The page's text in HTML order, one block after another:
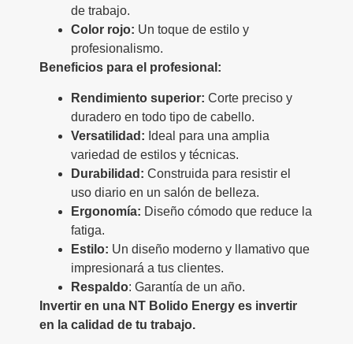
de trabajo.
Color rojo: Un toque de estilo y
profesionalismo.
Beneficios para el profesional:
Rendimiento superior: Corte preciso y
duradero en todo tipo de cabello.
Versatilidad: Ideal para una amplia
variedad de estilos y técnicas.
Durabilidad: Construida para resistir el
uso diario en un salón de belleza.
Ergonomía: Diseño cómodo que reduce la
fatiga.
Estilo: Un diseño moderno y llamativo que
impresionará a tus clientes.
Respaldo: Garantía de un año.
Invertir en una NT Bolido Energy es invertir
en la calidad de tu trabajo.